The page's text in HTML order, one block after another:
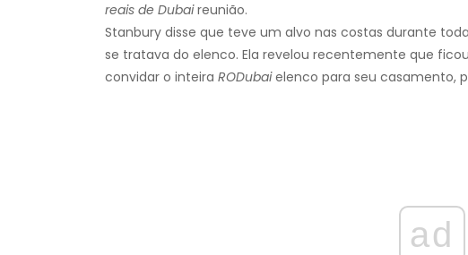
reais de Dubaireunião.
Stanbury disse que teve um alvo nas costas durante
se tratava do elenco. Ela revelou recentemente que
convidar o inteira RODubaielenco para seu casamento,
ad